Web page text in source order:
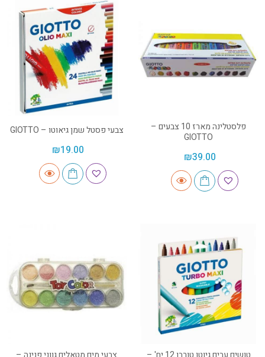
פלסטלינה מארז 10 צבעים –
GIOTTO
₪39.00
צבעי פסטל שמן גיאוטו – GIOTTO
₪19.00